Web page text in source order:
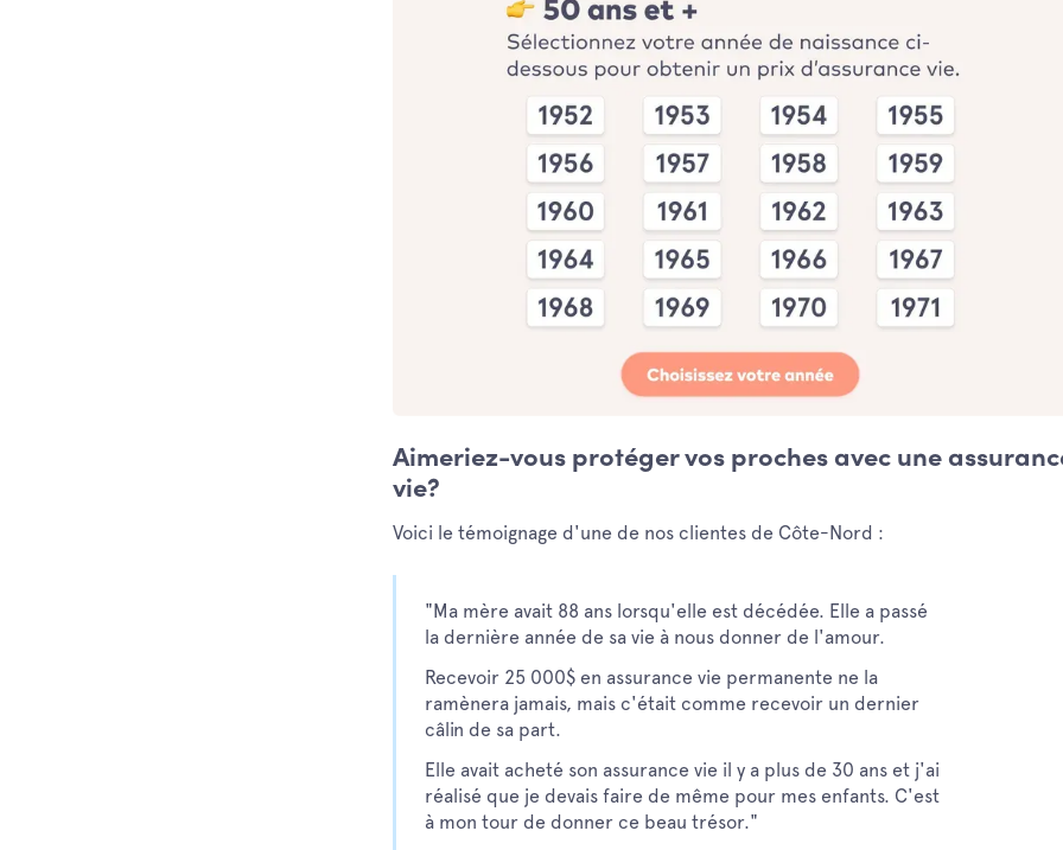
Aimeriez-vous protéger vos proches avec une
vie?
Voici le témoignage d'une de nos clientes de Côte-Nord :
"Ma mère avait 88 ans lorsqu'elle est décédée. Elle a passé
la dernière année de sa vie à nous donner de l'amour.
Recevoir 25 000$ en assurance vie permanente ne la
ramènera jamais, mais c'était comme recevoir un dernier
câlin de sa part.
Elle avait acheté son assurance vie il y a plus de 30 ans et j'ai
réalisé que je devais faire de même pour mes enfants. C'est
à mon tour de donner ce beau trésor."